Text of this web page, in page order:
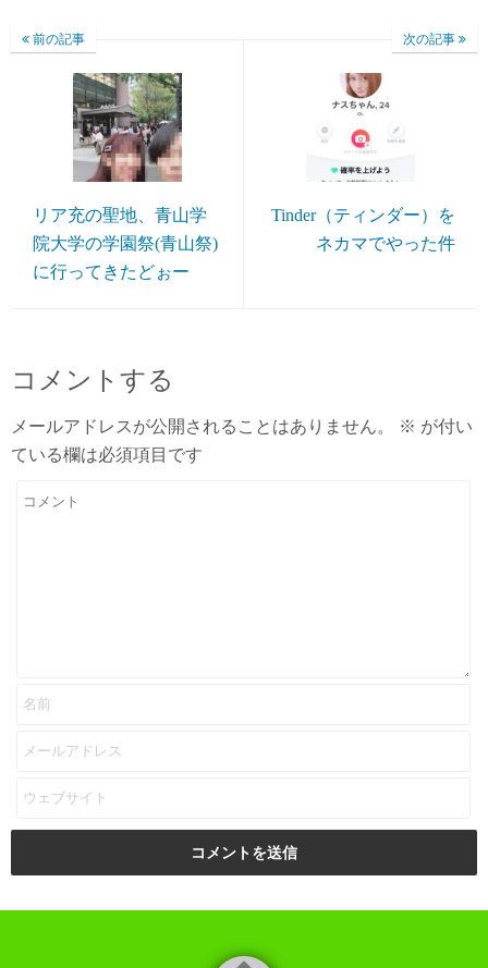
前の記事
リア充の聖地、青山学
院大学の学園祭(青山祭)
に行ってきたどぉー
次の記事
Tinder（ティンダー）を
ネカマでやった件
コメントする
メールアドレスが公開されることはありません。 ※ が付い
ている欄は必須項目です